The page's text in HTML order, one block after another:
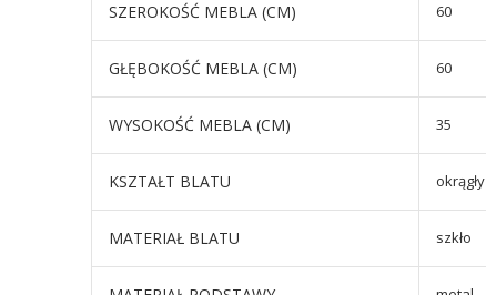
SZEROKOŚĆ MEBLA (CM) 60
GŁĘBOKOŚĆ MEBLA (CM) 60
WYSOKOŚĆ MEBLA (CM) 35
KSZTAŁT BLATU okrągły
MATERIAŁ BLATU szkło